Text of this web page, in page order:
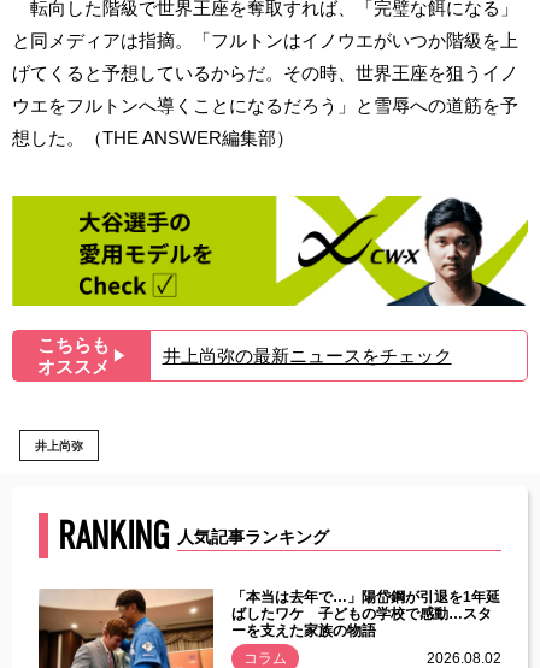
転向した階級で世界王座を奪取すれば、「完璧な餌になる」
と同メディアは指摘。「フルトンはイノウエがいつか階級を上
げてくると予想しているからだ。その時、世界王座を狙うイノ
ウエをフルトンへ導くことになるだろう」と雪辱への道筋を予
想した。（THE ANSWER編集部）
こちらも
オススメ ▶︎ 井上尚弥の最新ニュースをチェック
井上尚弥
RANKING 人気記事ランキング
「本当は去年で…」陽岱鋼が引退を1年延
ばしたワケ 子どもの学校で感動…スタ
ーを支えた家族の物語
コラム
2026.08.02